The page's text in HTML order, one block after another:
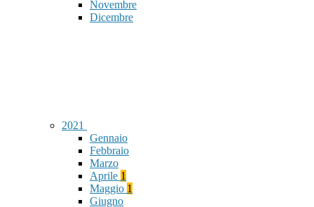
Novembre
Dicembre
2021
Gennaio
Febbraio
Marzo
Aprile 1
Maggio 1
Giugno